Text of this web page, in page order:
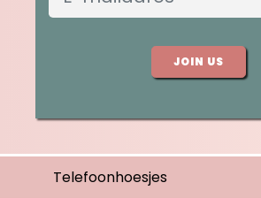
JOIN US
Telefoonhoesjes